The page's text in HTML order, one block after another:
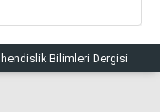
Bilimleri Dergisi